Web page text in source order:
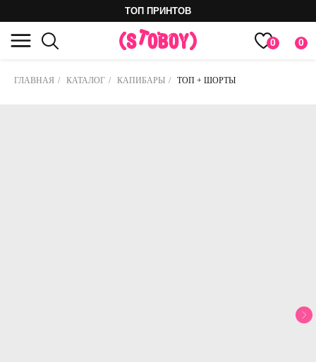
0
0
ТОП ПРИНТОВ
ГЛАВНАЯ / КАТАЛОГ / КАПИБАРЫ / ТОП + ШОРТЫ